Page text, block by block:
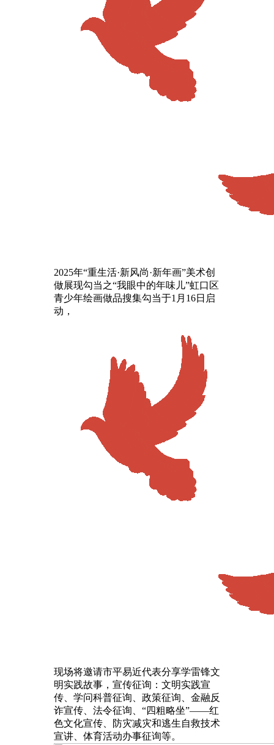
2025年“重生活·新风尚·新年画”美术创
做展现勾当之“我眼中的年味儿”虹口区
青少年绘画做品搜集勾当于1月16日启
动，
现场将邀请市平易近代表分享学雷锋文
明实践故事，宣传征询：文明实践宣
传、学问科普征询、政策征询、金融反
诈宣传、法令征询、“四粗略坐”——红
色文化宣传、防灾减灾和逃生自救技术
宣讲、体育活动办事征询等。